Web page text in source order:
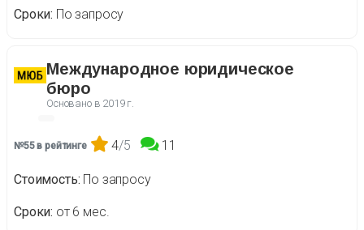
Сроки По запросу
Международное юридическое
бюро
Основано в 2019 г.
№55 в рейтинге 4/5 11
Стоимость По запросу
Сроки от 6 мес.